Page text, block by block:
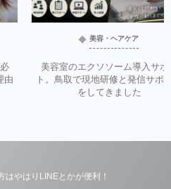
由
美容・ヘアケア
美容室のエクソソーム導入サポ
ト。鳥取で現地研修と発信サポ
をしてきました
はやはりLINEとかが便利！